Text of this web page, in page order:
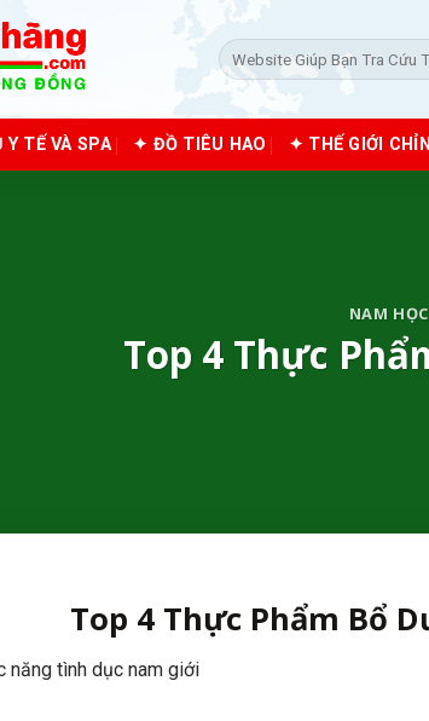
Tìm
kiếm:
Y TẾ VÀ SPA ✦ ĐỒ TIÊU HAO ✦ THẾ GIỚI
NAM
Top 4 Thực
Top 4 Thực Phẩm Bổ
năng tình dục nam giới